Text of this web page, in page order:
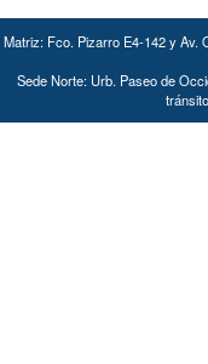
Matriz: Fco. Pizarro E4-142 y Av.
Sede Norte: Urb. Paseo de